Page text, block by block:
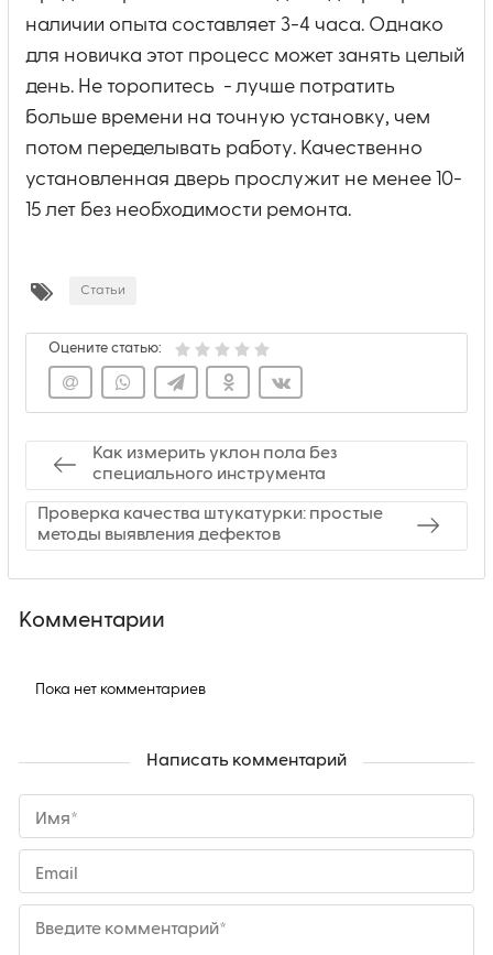
наличии опыта составляет 3-4 часа. Однако
для новичка этот процесс может занять целый
день. Не торопитесь - лучше потратить
больше времени на точную установку, чем
потом переделывать работу. Качественно
установленная дверь прослужит не менее 10-
15 лет без необходимости ремонта.
Статьи
Оцените статью:
Как измерить уклон пола без
специального инструмента
Проверка качества штукатурки: простые
методы выявления дефектов
Комментарии
Пока нет комментариев
Написать комментарий
Имя*
Email
Введите комментарий*